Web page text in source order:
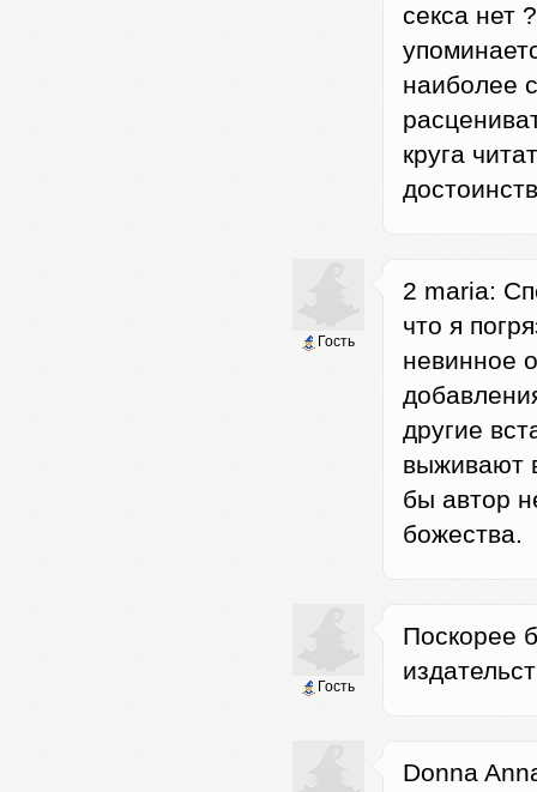
секса нет
наиболее
круга
Гость
2 maria:
что я
невинное
другие
выживают
бы автор
божества.
Гость
Поскорее
Donna